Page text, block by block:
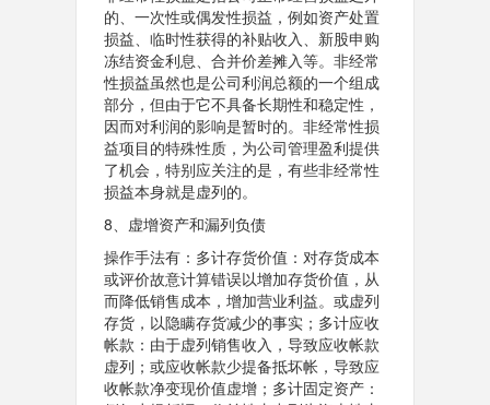
的、一次性或偶发性损益，例如资产处置
损益、临时性获得的补贴收入、新股申购
冻结资金利息、合并价差摊入等。非经常
性损益虽然也是公司利润总额的一个组成
部分，但由于它不具备长期性和稳定性，
因而对利润的影响是暂时的。非经常性损
益项目的特殊性质，为公司管理盈利提供
了机会，特别应关注的是，有些非经常性
损益本身就是虚列的。
8、虚增资产和漏列负债
操作手法有：多计存货价值：对存货成本
或评价故意计算错误以增加存货价值，从
而降低销售成本，增加营业利益。或虚列
存货，以隐瞒存货减少的事实；多计应收
帐款：由于虚列销售收入，导致应收帐款
虚列；或应收帐款少提备抵坏帐，导致应
收帐款净变现价值虚增；多计固定资产：